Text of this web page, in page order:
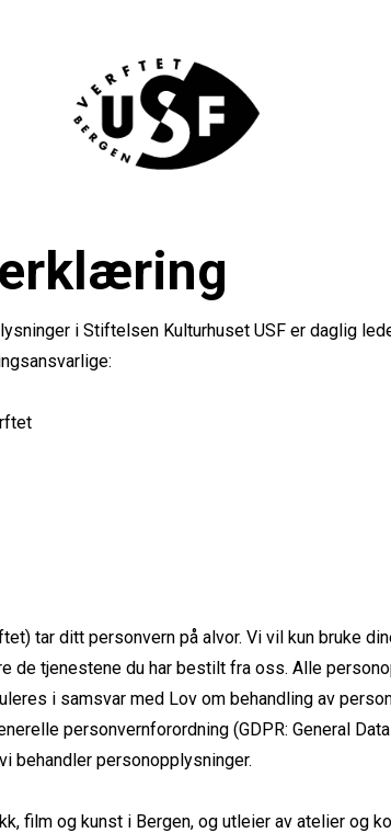
i Stiftelsen Kulturhuset USF er daglig
tar ditt personvern på alvor. Vi vil kun bruke
de tjenestene du har bestilt fra oss. Alle
i samsvar med Lov om behandling av
personvernforordning (GDPR: General
behandler personopplysninger.
film og kunst i Bergen, og utleier av atelier og